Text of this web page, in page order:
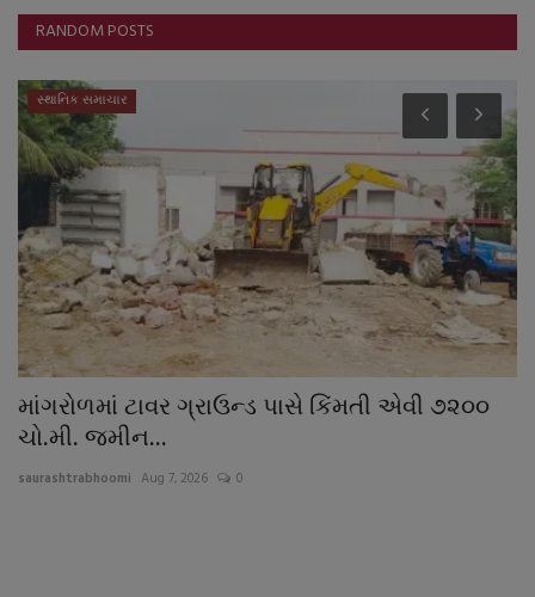
RANDOM POSTS
સ્થાનિક સમાચાર
માંગરોળમાં ટાવર ગ્રાઉન્ડ પાસે કિંમતી એવી ૭૨૦૦
ચો.મી. જમીન...
saurashtrabhoomi Aug 7, 2026 0